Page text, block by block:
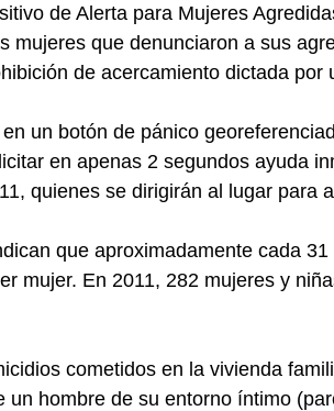
de Alerta para Mujeres
mujeres que denunciaron a sus
de acercamiento dictada por
un botón de pánico
en apenas 2 segundos ayuda
quienes se dirigirán al lugar para
que aproximadamente cada
mujer. En 2011, 282 mujeres y
cometidos en la vivienda
un hombre de su entorno íntimo